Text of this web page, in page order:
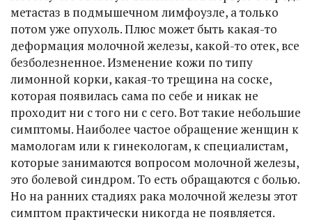
метастаз в подмышечном лимфоузле, а только
потом уже опухоль. Плюс может быть какая-то
деформация молочной железы, какой-то отек, все
безболезненное. Изменение кожи по типу
лимонной корки, какая-то трещина на соске,
которая появилась сама по себе и никак не
проходит ни с того ни с сего. Вот такие небольшие
симптомы. Наиболее частое обращение женщин к
мамологам или к гинекологам, к специалистам,
которые занимаются вопросом молочной железы,
это болевой синдром. То есть обращаются с болью.
Но на ранних стадиях рака молочной железы этот
симптом практически никогда не появляется.